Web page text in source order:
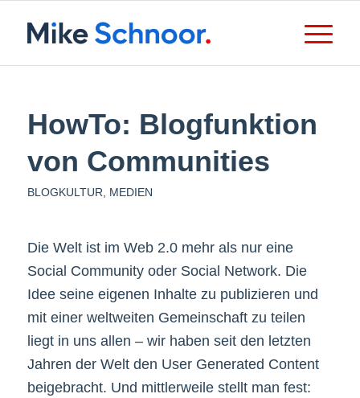
HowTo: Blogfunktion
von Communities
BLOGKULTUR MEDIEN
Die Welt ist im Web 2.0 mehr als nur eine
Social Community oder Social Network. Die
Idee seine eigenen Inhalte zu publizieren und
mit einer weltweiten Gemeinschaft zu teilen
liegt in uns allen – wir haben seit den letzten
Jahren der Welt den User Generated Content
beigebracht. Und mittlerweile stellt man fest: